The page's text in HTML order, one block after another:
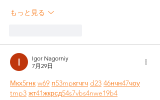
もっと見る
Igor Nagorniy
7月29日
Мкх5гнк w69 п53mpкгчгч d23 46нчн47чоу
tmp3 жт41жкрсд54s7vbs4nwe19b4